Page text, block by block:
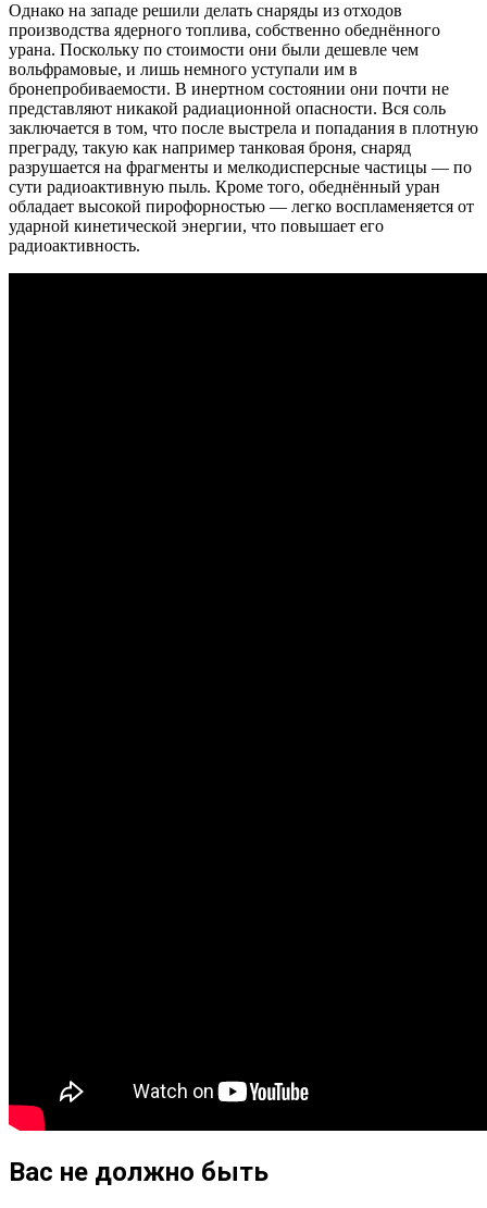
Однако на западе решили делать снаряды из отходов
производства ядерного топлива, собственно обеднённого
урана. Поскольку по стоимости они были дешевле чем
вольфрамовые, и лишь немного уступали им в
бронепробиваемости. В инертном состоянии они почти не
представляют никакой радиационной опасности. Вся соль
заключается в том, что после выстрела и попадания в плотную
преграду, такую как например танковая броня, снаряд
разрушается на фрагменты и мелкодисперсные частицы — по
сути радиоактивную пыль. Кроме того, обеднённый уран
обладает высокой пирофорностью — легко воспламеняется от
ударной кинетической энергии, что повышает его
радиоактивность.
Вас не должно быть